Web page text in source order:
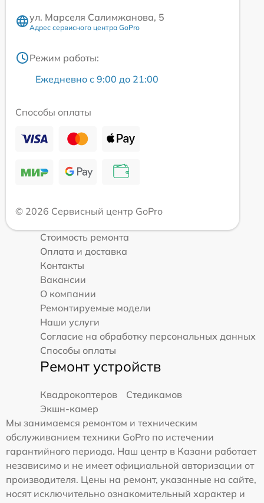
ул. Марселя Салимжанова, 5
Адрес сервисного центра GoPro
Режим работы:
Ежедневно с 9:00 до 21:00
Способы оплаты
© 2026 Сервисный центр GoPro
Стоимость ремонта
Оплата и доставка
Контакты
Вакансии
О компании
Ремонтируемые модели
Наши услуги
Согласие на обработку персональных данных
Способы оплаты
Ремонт устройств
Квадрокоптеров
Стедикамов
Экшн-камер
Мы занимаемся ремонтом и техническим
обслуживанием техники GoPro по истечении
гарантийного периода. Наш центр в Казани работает
независимо и не имеет официальной авторизации от
производителя. Цены на ремонт, указанные на сайте,
носят исключительно ознакомительный характер и